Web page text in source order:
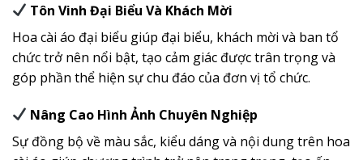
Tôn Vinh Đại Biểu Và Khách Mời
Hoa cài áo đại biểu giúp đại biểu, khách mời và ban tổ
chức trở nên nổi bật, tạo cảm giác được trân trọng và
góp phần thể hiện sự chu đáo của đơn vị tổ chức.
Nâng Cao Hình Ảnh Chuyên Nghiệp
Sự đồng bộ về màu sắc, kiểu dáng và nội dung trên hoa